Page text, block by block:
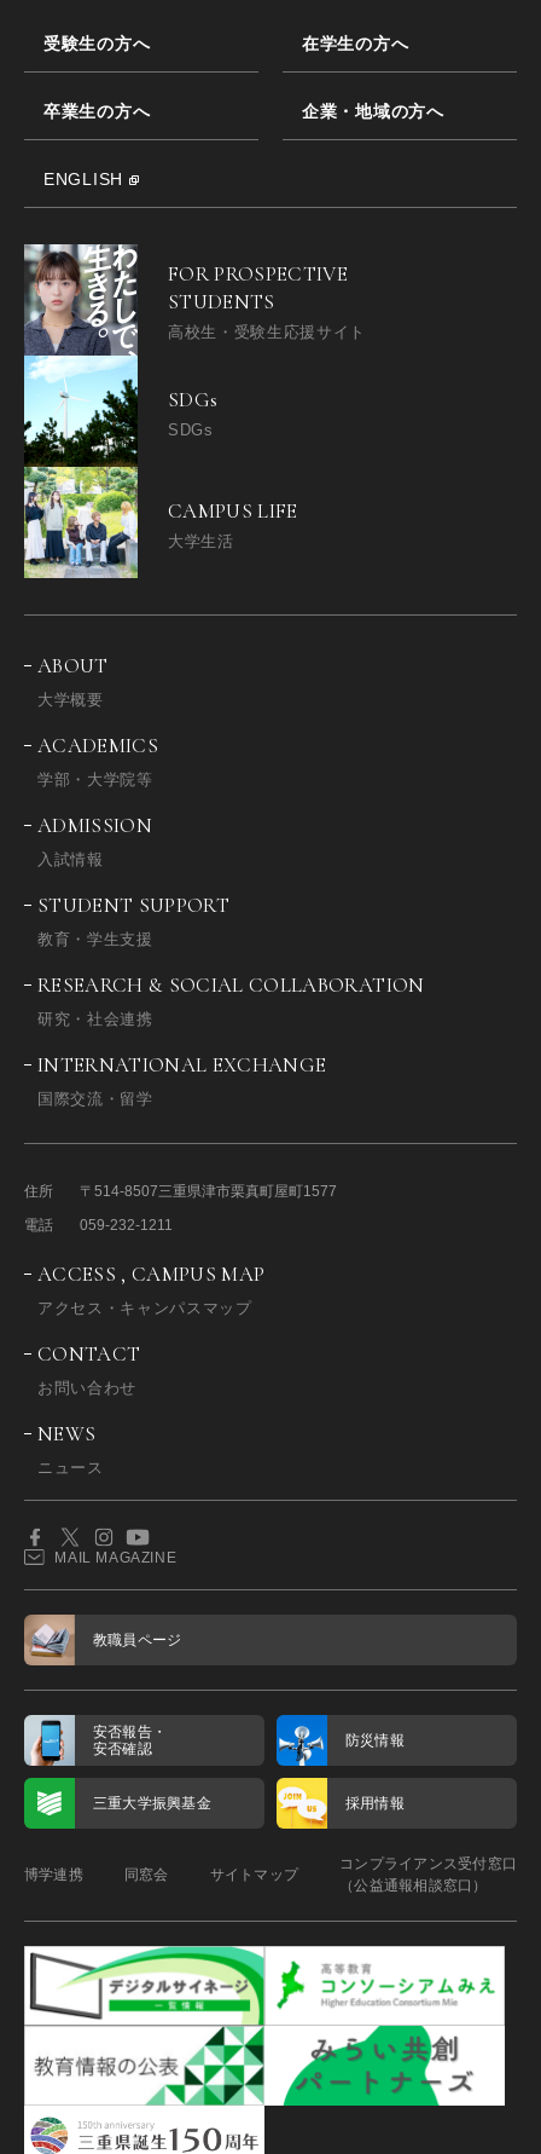
受験生の方へ 在学生の方へ
卒業生の方へ 企業・地域の方へ
ENGLISH
FOR PROSPECTIVE
STUDENTS
高校生・受験生応援サイト
SDGs
SDGs
CAMPUS LIFE
大学生活
ABOUT
大学概要
ACADEMICS
学部・大学院等
ADMISSION
入試情報
STUDENT SUPPORT
教育・学生支援
RESEARCH & SOCIAL COLLABORATION
研究・社会連携
INTERNATIONAL EXCHANGE
国際交流・留学
住所 〒514-8507三重県津市栗真町屋町1577
電話
059-232-1211
ACCESS , CAMPUS MAP
アクセス・キャンパスマップ
CONTACT
お問い合わせ
NEWS
ニュース
MAIL MAGAZINE
教職員ページ
安否報告・
安否確認
防災情報
三重大学振興基金 採用情報
博学連携 同窓会 サイトマップ
コンプライアンス受付窓口
（公益通報相談窓口）